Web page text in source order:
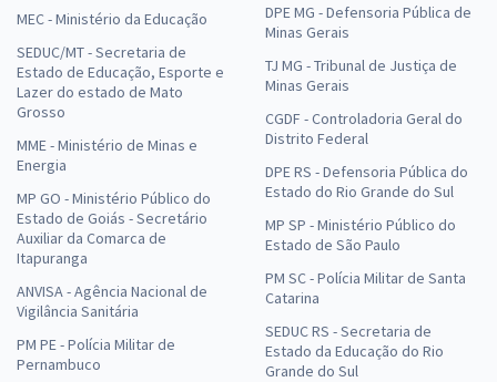
MEC - Ministério da Educação
SEDUC/MT - Secretaria de
Estado de Educação, Esporte e
Lazer do estado de Mato
Grosso
MME - Ministério de Minas e
Energia
MP GO - Ministério Público do
Estado de Goiás - Secretário
Auxiliar da Comarca de
Itapuranga
ANVISA - Agência Nacional de
Vigilância Sanitária
PM PE - Polícia Militar de
Pernambuco
DPE MG - Defensoria Pública de
Minas Gerais
TJ MG - Tribunal de Justiça de
Minas Gerais
CGDF - Controladoria Geral do
Distrito Federal
DPE RS - Defensoria Pública do
Estado do Rio Grande do Sul
MP SP - Ministério Público do
Estado de São Paulo
PM SC - Polícia Militar de Santa
Catarina
SEDUC RS - Secretaria de
Estado da Educação do Rio
Grande do Sul